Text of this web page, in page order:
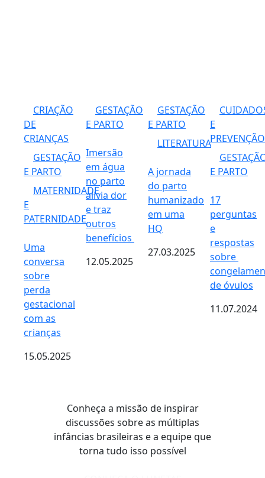
CRIAÇÃO
DE
CRIANÇAS
GESTAÇÃO
E PARTO
MATERNIDADE
E
PATERNIDADE
Uma
conversa
sobre
perda
gestacional
com as
crianças
15.05.2025
GESTAÇÃO
E PARTO
Imersão
em água
no parto
alivia dor
e traz
outros
benefícios
12.05.2025
GESTAÇÃO
E PARTO
LITERATURA
A jornada
do parto
humanizado
em uma
HQ
27.03.2025
E
PREVENÇÃO
E PARTO
17
perguntas
e
respostas
sobre ​​
de óvulos
11.07.2024
Conheça a missão de inspirar
discussões sobre as múltiplas
infâncias brasileiras e a equipe que
torna tudo isso possível